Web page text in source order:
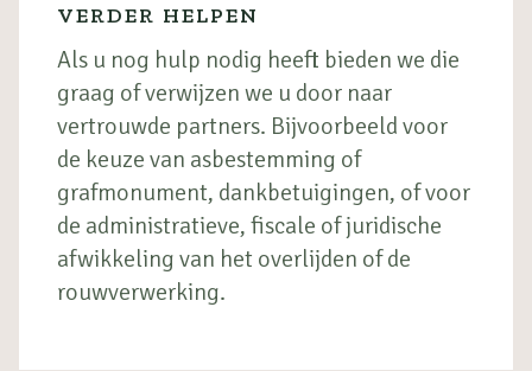
VERDER HELPEN
Als u nog hulp nodig heeft bieden we die
graag of verwijzen we u door naar
vertrouwde partners. Bijvoorbeeld voor
de keuze van asbestemming of
grafmonument, dankbetuigingen, of voor
de administratieve, fiscale of juridische
afwikkeling van het overlijden of de
rouwverwerking.